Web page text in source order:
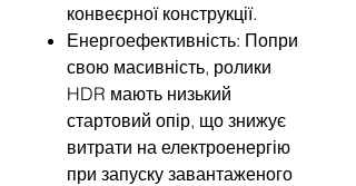
конвеєрної конструкції.
Енергоефективність: Попри
свою масивність, ролики
HDR мають низький
стартовий опір, що знижує
витрати на електроенергію
при запуску завантаженого